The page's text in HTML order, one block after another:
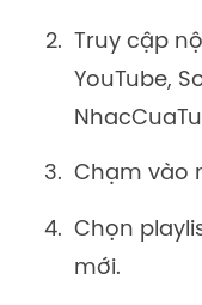
Truy cập
YouTube,
Chạm vào
Chọn
mới.